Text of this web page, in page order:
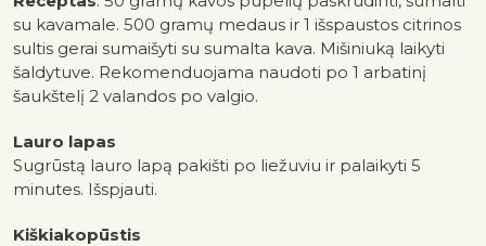
su kavamale. 500 gramų medaus ir 1 išspaustos citrinos
sultis gerai sumaišyti su sumalta kava. Mišiniuką laikyti
šaldytuve. Rekomenduojama naudoti po 1 arbatinį
šaukštelį 2 valandos po valgio.
Lauro lapas
Sugrūstą lauro lapą pakišti po liežuviu ir palaikyti 5
minutes. Išspjauti.
Kiškiakopūstis